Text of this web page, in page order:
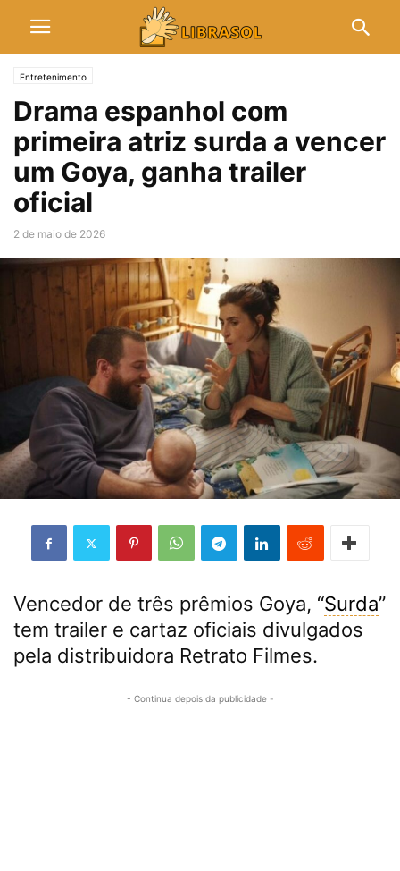
Entretenimento
Drama espanhol com
primeira atriz surda a vencer
um Goya, ganha trailer
oficial
2 de maio de 2026
Vencedor de três prêmios Goya, “Surda”
tem trailer e cartaz oficiais divulgados
pela distribuidora Retrato Filmes.
- Continua depois da publicidade -